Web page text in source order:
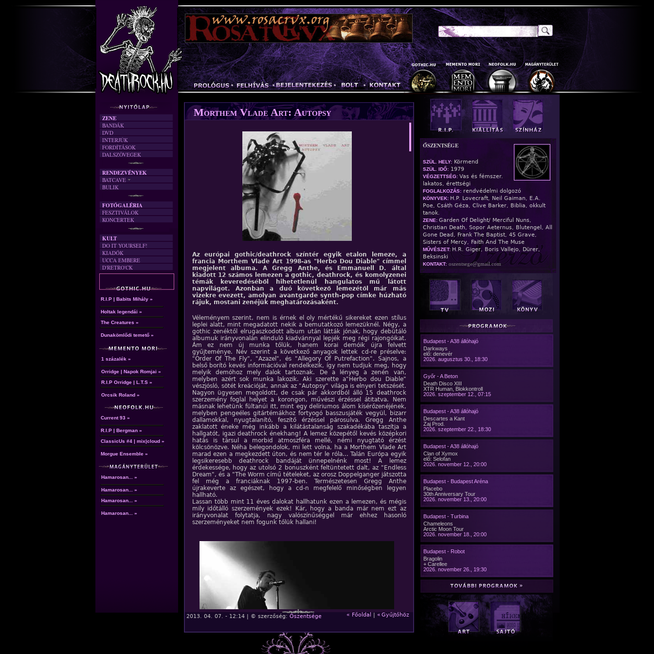
Jump to navigation
Morthem Vlade Art: Autopsy
Az európai gothic/deathrock színtér egyik etalon lemeze, a
francia Morthem Vlade Art 1998-as "Herbo Dou Diable" címmel
megjelent albuma. A Gregg Anthe, és Emmanuell D. által
kiadott 12 számos lemezen a gothic, deathrock, és komolyzenei
témák keveredéséből hihetetlenül hangulatos mű látott
napvilágot. Azonban a duó következő lemezétől már más
vizekre evezett, amolyan avantgarde synth-pop címke húzható
rájuk, mostani zenéjük meghatározásaként.
Véleményem szerint, nem is érnek el oly mértékű sikereket ezen stílus
leplei alatt, mint megadatott nekik a bemutatkozó lemezüknél. Négy, a
gothic zenéktől elrugaszkodott album után látták jónak, hogy debütáló
albumuk irányvonalán elinduló kiadvánnyal lepjék meg régi rajongóikat.
Ám ez nem új munka tőlük, hanem korai demóik újra felvett
gyűjteménye. Név szerint a következő anyagok lettek cd-re préselve:
"Order Of The Fly", "Azazel", és "Allegory Of Putrefaction". Sajnos, a
belső borító kevés információval rendelkezik, így nem tudjuk meg, hogy
melyik demóhoz mely dalok tartoznak. De a lényeg a zenén van,
melyben azért sok munka lakozik. Aki szerette a"Herbo dou Diable"
vészjósló, sötét kreációját, annak az "Autopsy" világa is elnyeri tetszését.
Nagyon ügyesen megoldott, de csak pár akkordból álló 15 deathrock
szerzemény foglal helyet a korongon, művészi érzéssel átitatva. Nem
másnak lehetünk fültanúi itt, mint egy delíriumos álom kísérőzenéjének,
melyben pengeéles gitártémákhoz fortyogó basszusjáték vegyül, bizarr
dallamokkal, nyugtalanító, feszítő érzéssel párosulva. Gregg Anthe
zaklatott éneke még inkább a kilátástalanság szakadékába taszítja a
hallgatót, igazi deathrock énekhang! A lemez közepétől kevés középkori
hatás is társul a morbid atmoszféra mellé, némi nyugtató érzést
kölcsönözve. Néha belegondolok, mi lett volna, ha a Morthem Vlade Art
marad ezen a megkezdett úton, és nem tér le róla… Talán Európa egyik
legsikeresebb deathrock bandáját ünnepelnénk most! A lemez
érdekessége, hogy az utolsó 2 bonuszként feltüntetett dalt, az "Endless
Dream", és a "The Worm című tételeket, az orosz Doppelganger játszotta
fel még a franciáknak 1997-ben. Természetesen Gregg Anthe
újrakeverte az egészet, hogy a cd-n megfelelő minőségben legyen
hallható.
Lassan több mint 11 éves dalokat hallhatunk ezen a lemezen, és mégis
mily időtálló szerzemények ezek! Kár, hogy a banda már nem ezt az
irányvonalat folytatja, nagy valószínűséggel már ehhez hasonló
szerzeményeket nem fogunk tőlük hallani!
2013. 04. 07. - 12:14 | © szerzőség: Őszentsége « Főoldal | « Gyűjtőhöz
Keresés Űrlap
Keresés
ZENE
BANDÁK
DVD
INTERJÚK
FORDÍTÁSOK
DALSZÖVEGEK
RENDEZVÉNYEK
BATCAVE
AKTUÁLIS
A MÚLT
BULIK
FOTÓGALÉRIA
FESZTIVÁLOK
KONCERTEK
KULT
DO IT YOURSELF!
KIADÓK
UCCA EMBERE
D'RETRO'CK
R.I.P | Babits Mihály »
Holtak legendái »
The Creatures »
Dunakömlődi temető »
1 százalék »
Orridge | Napok Romjai »
R.I.P Orridge | L.T.S »
Orcsik Roland »
Current 93 »
R.I.P | Bergman »
ClassicUs #4 | mix|cloud »
Morgue Ensemble »
Hamarosan... »
Hamarosan... »
Hamarosan... »
Hamarosan... »
ŐSZENTSÉGE
SZÜL. HELY: Körmend
SZÜL. IDŐ: 1979
VÉGZETTSÉG: Vas és fémszer.
lakatos, érettségi
FOGLALKOZÁS: rendvédelmi dolgozó
KÖNYVEK: H.P. Lovecraft, Neil Gaiman, E.A.
Poe, Csáth Géza, Clive Barker, Biblia, okkult
tanok.
ZENE: Garden Of Delight/ Merciful Nuns,
Christian Death, Sopor Aeternus, Blutengel, All
Gone Dead, Frank The Baptist, 45 Grave,
Sisters of Mercy, Faith And The Muse
MŰVÉSZET: H.R. Giger, Boris Vallejo, Dürer,
Beksinski
KONTAKT: oszentsege@gmail.com
Budapest - A38 állóhajó
Darkways
elő: denevér
2026. augusztus 30., 18:30
Győr - A Beton
Death Disco XIII
XTR Human, Blokkontroll
2026. szeptember 12., 07:15
Budapest - A38 állóhajó
Descartes a Kant
Zaj Prod.
2026. szeptember 22., 18:30
Budapest - A38 állóhajó
Clan of Xymox
elő: Selofan
2026. november 12., 20:00
Budapest - Budapest Aréna
Placebo
30th Anniversary Tour
2026. november 13., 20:00
Budapest - Turbina
Chameleons
Arctic Moon Tour
2026. november 18., 20:00
Budapest - Robot
Bragolin
+ Carellee
2026. november 26., 19:30